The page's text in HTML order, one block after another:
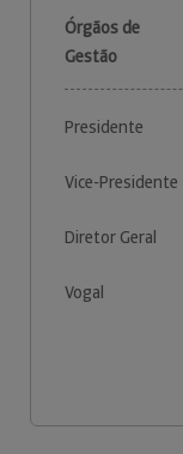
Órgãos de
Gestão
Presidente
Vice-Presidente
Diretor Geral
Vogal